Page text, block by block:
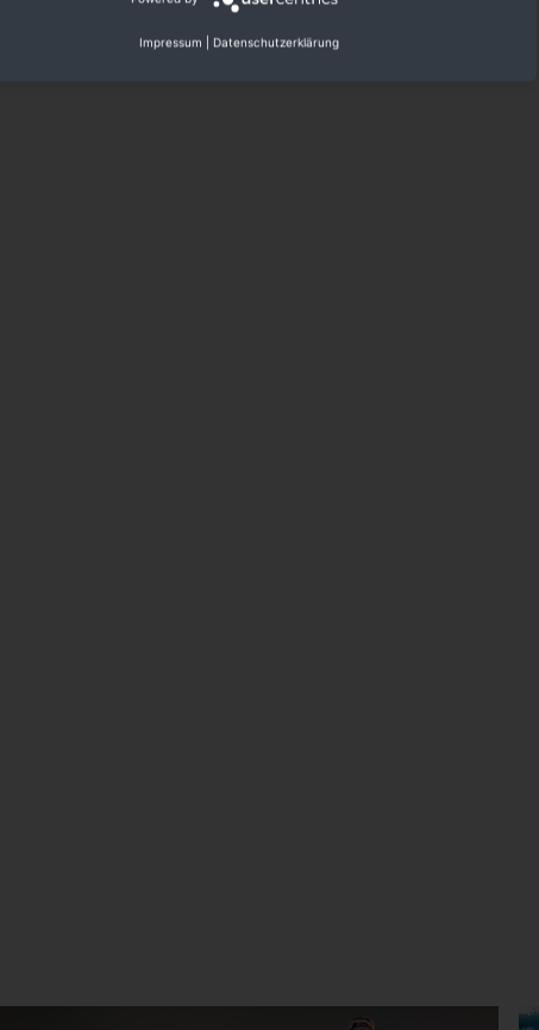
Impressum Datenschutzerklärung